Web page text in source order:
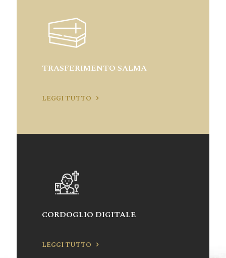
TRASFERIMENTO SALMA
LEGGI TUTTO
CORDOGLIO DIGITALE
LEGGI TUTTO